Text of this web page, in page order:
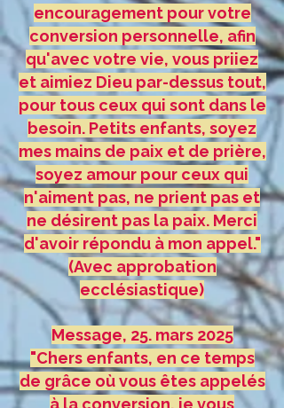
encouragement pour votre
conversion personnelle, afin
qu'avec votre vie, vous priiez
et aimiez Dieu par-dessus tout,
pour tous ceux qui sont dans le
besoin. Petits enfants, soyez
mes mains de paix et de prière,
soyez amour pour ceux qui
n'aiment pas, ne prient pas et
ne désirent pas la paix. Merci
d'avoir répondu à mon appel."
(Avec approbation
ecclésiastique)
Message, 25. mars 2025
"Chers enfants, en ce temps
de grâce où vous êtes appelés
à la conversion, je vous